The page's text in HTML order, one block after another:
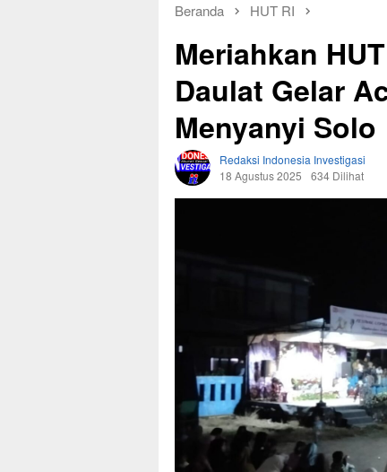
Beranda HUT RI
Meriahkan
Daulat Gelar
Menyanyi Solo
Redaksi Indonesia Investigasi
18 Agustus 2025
634 Dilihat